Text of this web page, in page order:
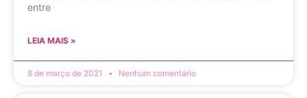
entre
LEIA MAIS »
8 de março de 2021 Nenhum comentário